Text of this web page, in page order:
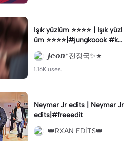
Işık yüzlüm ⭐️⭐️⭐️⭐️ | Işık yüzl
üm ⭐️⭐️⭐️⭐️|#jungkoook #ke
şfetbeniöneçıkart #jk#keşf
etbeniöneçıkar
𝙅𝙚𝙤𝙣*전정국✨★
1.16K uses.
Neymar Jr edits | Neymar Jr
edits|#freeedit
👑RXAN EDİTS👑